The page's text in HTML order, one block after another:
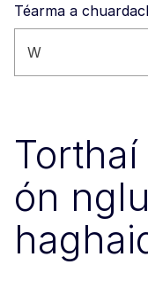
Téarma a
Cuardaigh an
ón